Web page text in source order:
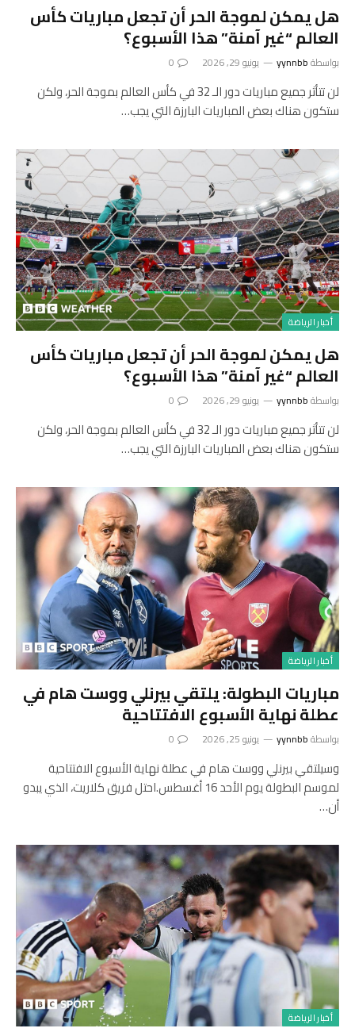
هل يمكن لموجة الحر أن تجعل مباريات كأس
العالم “غير آمنة” هذا الأسبوع؟
بواسطةyynnbb يونيو 29, 2026 0
لن تتأثر جميع مباريات دور الـ 32 في كأس العالم بموجة الحر، ولكن
ستكون هناك بعض المباريات البارزة التي يجب…
أخبار الرياضة
هل يمكن لموجة الحر أن تجعل مباريات كأس
العالم “غير آمنة” هذا الأسبوع؟
بواسطةyynnbb يونيو 29, 2026 0
لن تتأثر جميع مباريات دور الـ 32 في كأس العالم بموجة الحر، ولكن
ستكون هناك بعض المباريات البارزة التي يجب…
أخبار الرياضة
مباريات البطولة: يلتقي بيرنلي ووست هام في
عطلة نهاية الأسبوع الافتتاحية
بواسطةyynnbb يونيو 25, 2026 0
وسيلتقي بيرنلي ووست هام في عطلة نهاية الأسبوع الافتتاحية
لموسم البطولة يوم الأحد 16 أغسطس.احتل فريق كلاريت، الذي يبدو
أن…
أخبار الرياضة